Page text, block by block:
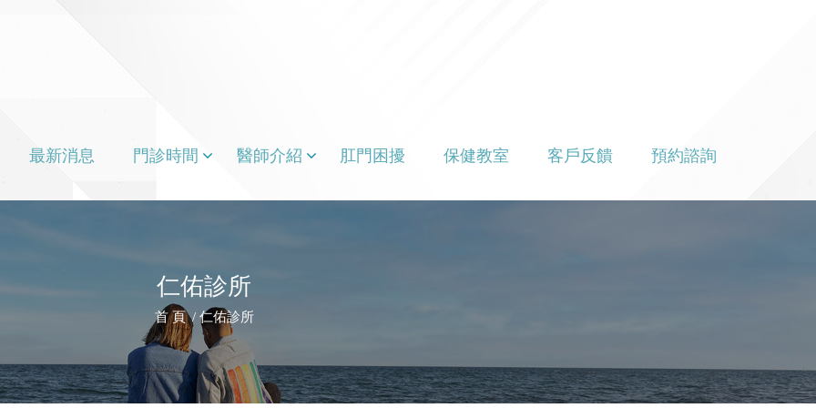
最新消息 門診時間 醫師介紹 肛門困擾 保健教室 客戶反饋 預約諮詢
仁佑診所
首 頁 仁佑診所